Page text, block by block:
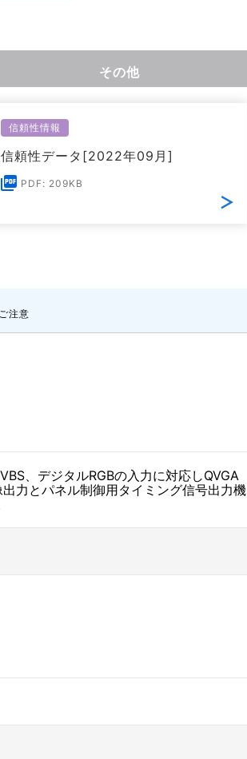
その他
信頼性情報
信頼性データ[2022年09月]
PDF: 209KB
注意
、デジタルRGBの入力に対応しQVGA
力とパネル制御用タイミング信号出力機